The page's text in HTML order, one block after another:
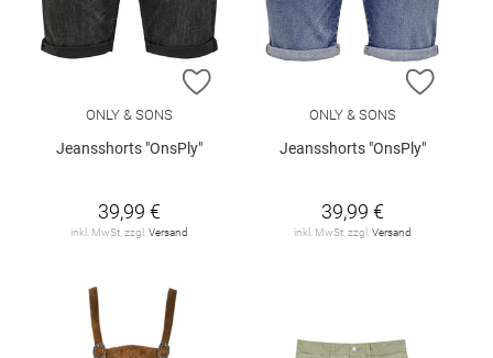
ZUR WUNSCHLISTE HINZUFÜGEN
ONLY & SONS
Jeansshorts "OnsPly"
39,99 €
inkl. MwSt. zzgl. Versand
ZUR
ONLY & SONS
Jeansshorts "OnsPly"
39,99 €
inkl. MwSt. zzgl. Versand